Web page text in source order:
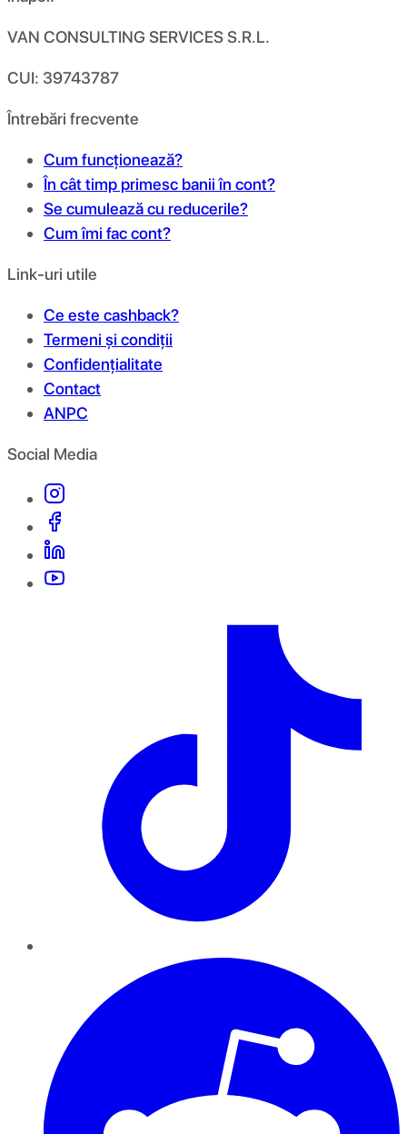
VAN CONSULTING SERVICES S.R.L.
CUI: 39743787
Întrebări frecvente
Cum funcționează?
În cât timp primesc banii în cont?
Se cumulează cu reducerile?
Cum îmi fac cont?
Link-uri utile
Ce este cashback?
Termeni și condiții
Confidențialitate
Contact
ANPC
Social Media